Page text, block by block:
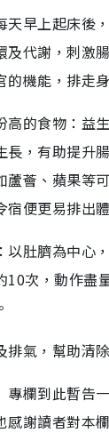
早上起床後
及代謝，刺激
機能，排走
高的食物：益
長，有助提升
蘆薈、蘋果等
便更易排出
以肚臍為中心
10次，動作盡
氣，幫助清
專欄到此暫告
謝讀者對本欄